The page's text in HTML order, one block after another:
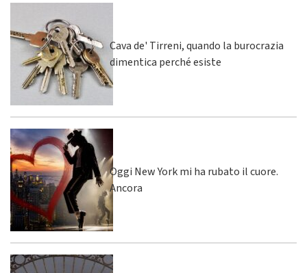
Cava de' Tirreni, quando la burocrazia
dimentica perché esiste
Oggi New York mi ha rubato il cuore.
Ancora